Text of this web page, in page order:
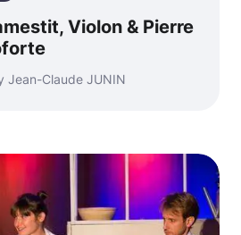
Violon & Pierre
Jean-Claude JUNIN